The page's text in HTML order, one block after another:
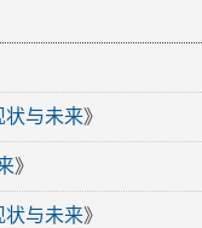
状与未来》
》
状与未来》